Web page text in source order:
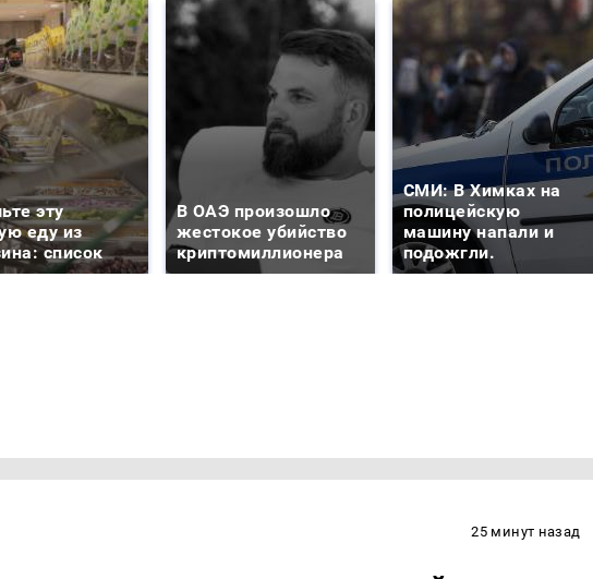
эту
еду из
список
В ОАЭ произошло
жестокое убийство
криптомиллионера
СМИ: В Химках на
полицейскую
машину напали и
подожгли.
25 минут назад